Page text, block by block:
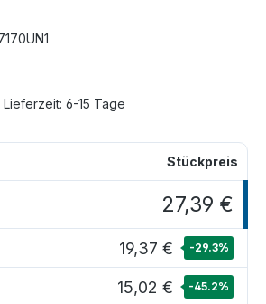
6-15 Tage
Stückpreis
27,39 €
19,37 € -29.3%
15,02 € -45.2%